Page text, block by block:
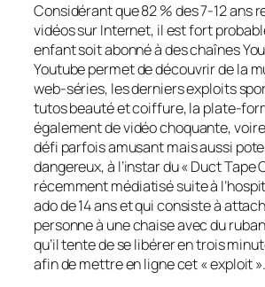
Considérant que 82 % des 7-12 ans
vidéos sur Internet, il est fort
enfant soit abonné à des chaînes
Youtube permet de découvrir de la
web-séries, les derniers exploits
tutos beauté et coiffure, la plate-
également de vidéo choquante,
défi parfois amusant mais aussi
dangereux, à l’instar du «Duct Tape
récemment médiatisé suite à
ado de 14 ans et qui consiste à
personne à une chaise avec du
qu’il tente de se libérer en trois
afin de mettre en ligne cet «exploit».